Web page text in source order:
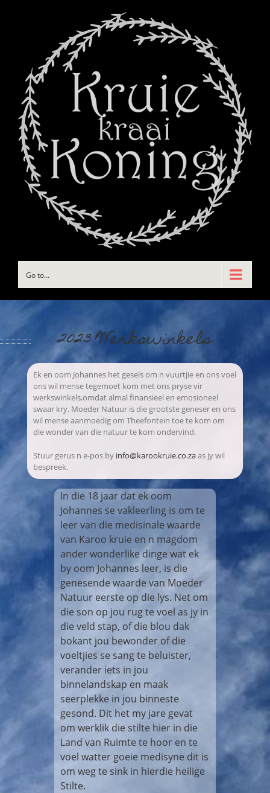
Go to...
2023 Werkswinkels
Ek en oom Johannes het gesels om n vuurtjie en ons voel
ons wil mense tegemoet kom met ons pryse vir
werkswinkels,omdat almal finansieel en emosioneel
swaar kry. Moeder Natuur is die grootste geneser en ons
wil mense aanmoedig om Theefontein toe te kom om
die wonder van die natuur te kom ondervind.
Stuur gerus n e-pos by info@karookruie.co.zaas jy wil
bespreek.
In die 18 jaar dat ek oom
Johannes se vakleerling is om te
leer van die medisinale waarde
van Karoo kruie en n magdom
ander wonderlike dinge wat ek
by oom Johannes leer, is die
genesende waarde van Moeder
Natuur eerste op die lys. Net om
die son op jou rug te voel as jy in
die veld stap, of die blou dak
bokant jou bewonder of die
voeltjies se sang te beluister,
verander iets in jou
binnelandskap en maak
seerplekke in jou binneste
gesond. Dit het my jare gevat
om werklik die stilte hier in die
Land van Ruimte te hoor en te
voel watter goeie medisyne dit is
om weg te sink in hierdie heilige
Stilte.